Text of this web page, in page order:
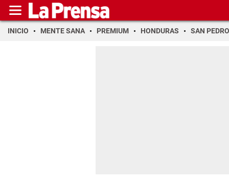
INICIO MENTE SANA PREMIUM HONDURAS SAN PEDRO